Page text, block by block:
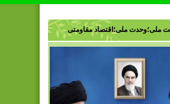
ملی؛وحدت ملی؛اقتصاد مقاومتی